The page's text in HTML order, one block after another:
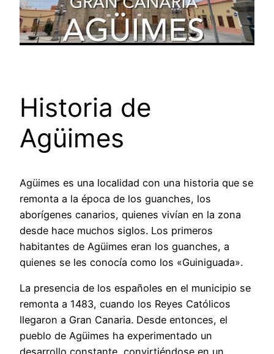
Historia de
Agüimes
Agüimes es una localidad con una historia que se
remonta a la época de los guanches, los
aborígenes canarios, quienes vivían en la zona
desde hace muchos siglos. Los primeros
habitantes de Agüimes eran los guanches, a
quienes se les conocía como los «Guiniguada».
La presencia de los españoles en el municipio se
remonta a 1483, cuando los Reyes Católicos
llegaron a Gran Canaria. Desde entonces, el
pueblo de Agüimes ha experimentado un